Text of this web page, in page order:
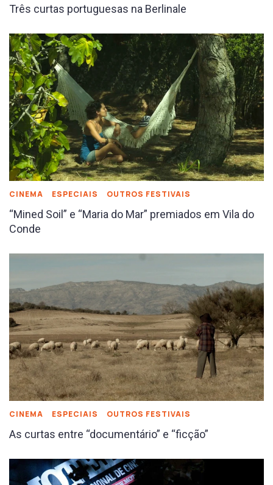
Três curtas portuguesas na Berlinale
CINEMA ESPECIAIS OUTROS FESTIVAIS
“Mined Soil” e “Maria do Mar” premiados em Vila do
Conde
CINEMA ESPECIAIS OUTROS FESTIVAIS
As curtas entre “documentário” e “ficção”